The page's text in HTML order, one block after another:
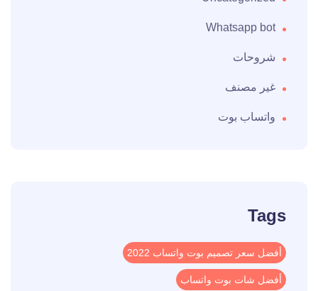
Whatsapp bot
شروحات
غير مصنف
واتساب بوت
Tags
أفضل سعر تصميم بوت واتساب 2022
أفضل شات بوت واتساب